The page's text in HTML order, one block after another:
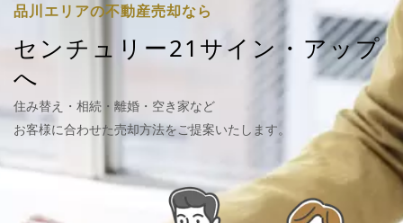
品川エリアの不動産売却なら
センチュリー21サイン・アップ
へ
住み替え・相続・離婚・空き家など
お客様に合わせた売却方法をご提案いたします。